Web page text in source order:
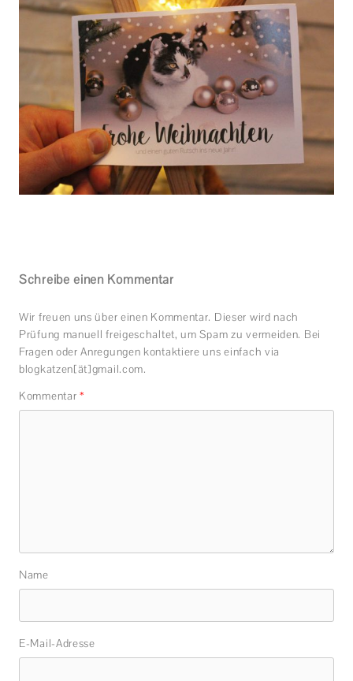
Schreibe einen Kommentar
Wir freuen uns über einen Kommentar. Dieser wird nach
Prüfung manuell freigeschaltet, um Spam zu vermeiden. Bei
Fragen oder Anregungen kontaktiere uns einfach via
blogkatzen[ät]gmail.com.
Kommentar *
Name
E-Mail-Adresse